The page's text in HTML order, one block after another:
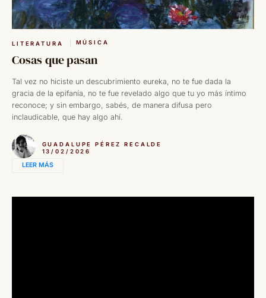
LITERATURA MÚSICA
Cosas que pasan
Tal vez no hiciste un descubrimiento eureka, no te fue dada la
gracia de la epifanía, no te fue revelado algo que tu yo más íntimo
reconoce; y sin embargo, sabés, de manera difusa pero
inclaudicable, que hay algo ahí.
GUADALUPE PÉREZ RECALDE
13/02/2026
LEER MÁS